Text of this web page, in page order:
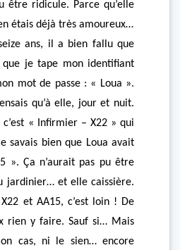
être ridicule. Parce qu’elle
étais déjà très amoureux…
ans, il a bien fallu que
que je tape mon identifiant
mot de passe : « Loua ».
qu’à elle, jour et nuit.
« Infirmier – X22 » qui
savais bien que Loua avait
». Ça n’aurait pas pu être
jardinier… et elle caissière.
et AA15, c’est loin ! De
rien y faire. Sauf si… Mais
cas, ni le sien… encore